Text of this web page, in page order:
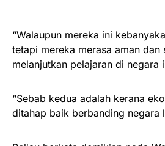
“Walaupun mereka ini
tetapi mereka merasa aman dan
melanjutkan pelajaran di negara
“Sebab kedua adalah kerana
ditahap baik berbanding negara